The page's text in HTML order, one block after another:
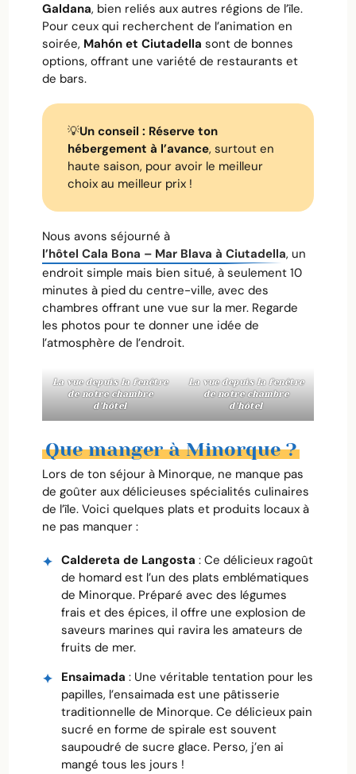
Galdana, bien reliés aux autres régions de l’île.
Pour ceux qui recherchent de l’animation en
soirée, Mahón et Ciutadella sont de bonnes
options, offrant une variété de restaurants et
de bars.
💡Un conseil : Réserve ton
hébergement à l’avance, surtout en
haute saison, pour avoir le meilleur
choix au meilleur prix !
Nous avons séjourné à
l’hôtel Cala Bona – Mar Blava à Ciutadella, un
endroit simple mais bien situé, à seulement 10
minutes à pied du centre-ville, avec des
chambres offrant une vue sur la mer. Regarde
les photos pour te donner une idée de
l’atmosphère de l’endroit.
La vue depuis la fenêtre
de notre chambre
d’hôtel
La vue depuis la fenêtre
de notre chambre
d’hôtel
Que manger à Minorque ?
Lors de ton séjour à Minorque, ne manque pas
de goûter aux délicieuses spécialités culinaires
de l’île. Voici quelques plats et produits locaux à
ne pas manquer :
Caldereta de Langosta : Ce délicieux ragoût
de homard est l’un des plats emblématiques
de Minorque. Préparé avec des légumes
frais et des épices, il offre une explosion de
saveurs marines qui ravira les amateurs de
fruits de mer.
Ensaimada : Une véritable tentation pour les
papilles, l’ensaimada est une pâtisserie
traditionnelle de Minorque. Ce délicieux pain
sucré en forme de spirale est souvent
saupoudré de sucre glace. Perso, j’en ai
mangé tous les jours !